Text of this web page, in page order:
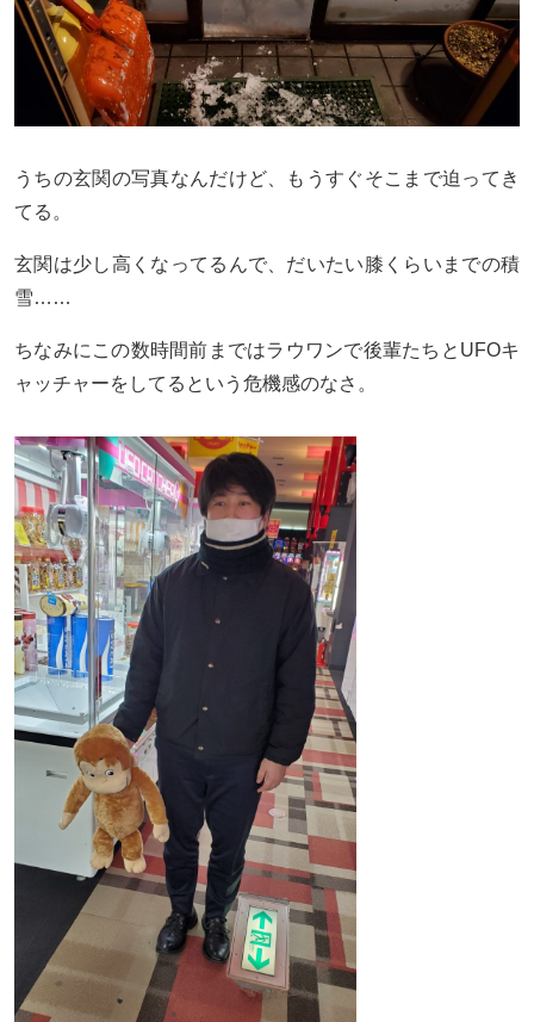
うちの玄関の写真なんだけど、もうすぐそこまで迫ってき
てる。
玄関は少し高くなってるんで、だいたい膝くらいまでの積
雪……
ちなみにこの数時間前まではラウワンで後輩たちとUFOキ
ャッチャーをしてるという危機感のなさ。